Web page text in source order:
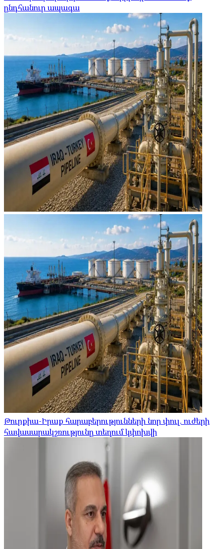
ընդհանուր ապագա
Թուրքիա-Իրաք հարաբերությունների նոր փուլ. ուժերի
հավասարակշռությունը տեղում կփոխվի